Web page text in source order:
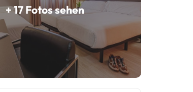
+ 17 Fotos sehen